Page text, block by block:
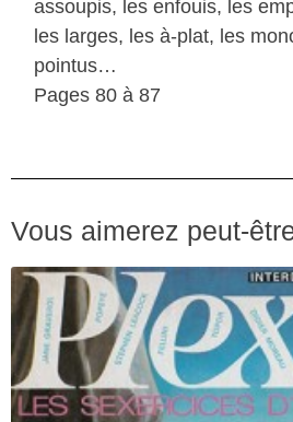
assoupis, les enfouis, les
les larges, les à-plat, les
pointus…
Pages 80 à 87
Vous aimerez peut-